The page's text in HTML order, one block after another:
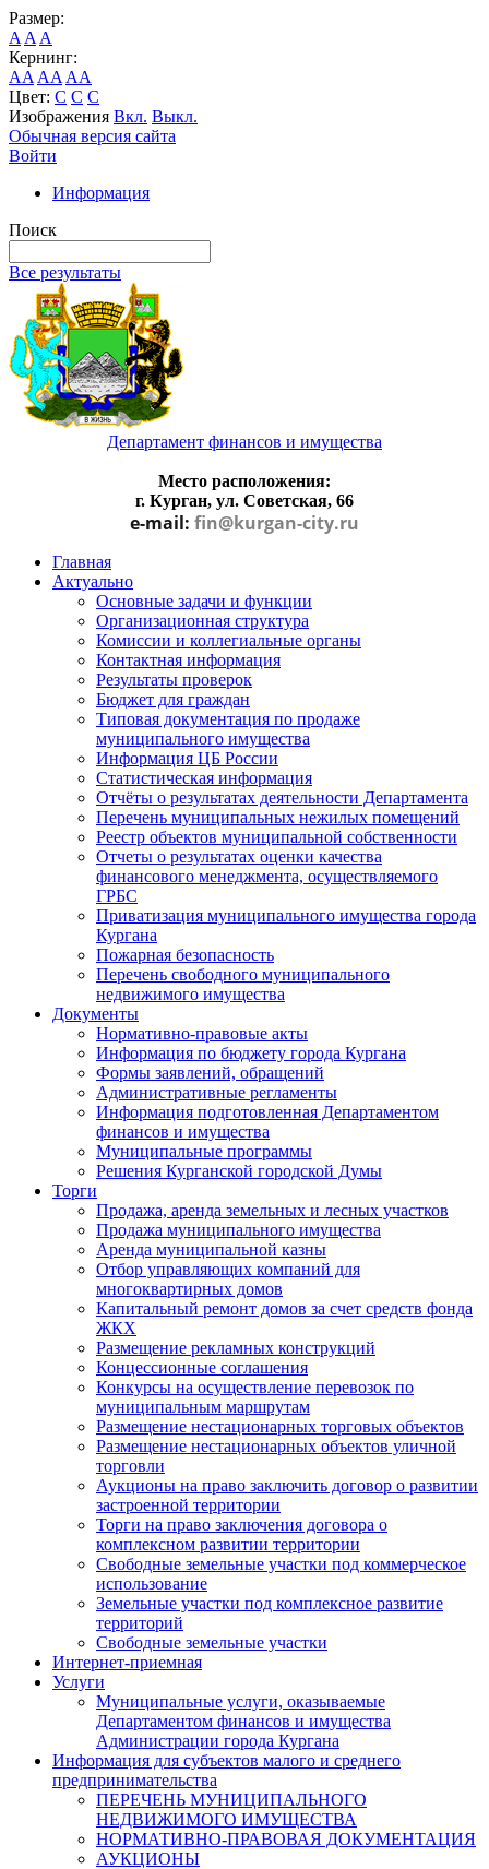
Размер:
A A A
Кернинг:
AA AA AA
Цвет: C C C
Изображения Вкл. Выкл.
Обычная версия сайта
Войти
Информация
Поиск
Все результаты
Департамент финансов и имущества
Место расположения:
г. Курган, ул. Советская, 66
e-mail: fin@kurgan-city.ru
Главная
Актуально
Основные задачи и функции
Организационная структура
Комиссии и коллегиальные органы
Контактная информация
Результаты проверок
Бюджет для граждан
Типовая документация по продаже
муниципального имущества
Информация ЦБ России
Статистическая информация
Отчёты о результатах деятельности Департамента
Перечень муниципальных нежилых помещений
Реестр объектов муниципальной собственности
Отчеты о результатах оценки качества
финансового менеджмента, осуществляемого
ГРБС
Приватизация муниципального имущества города
Кургана
Пожарная безопасность
Перечень свободного муниципального
недвижимого имущества
Документы
Нормативно-правовые акты
Информация по бюджету города Кургана
Формы заявлений, обращений
Административные регламенты
Информация подготовленная Департаментом
финансов и имущества
Муниципальные программы
Решения Курганской городской Думы
Торги
Продажа, аренда земельных и лесных участков
Продажа муниципального имущества
Аренда муниципальной казны
Отбор управляющих компаний для
многоквартирных домов
Капитальный ремонт домов за счет средств фонда
ЖКХ
Размещение рекламных конструкций
Концессионные соглашения
Конкурсы на осуществление перевозок по
муниципальным маршрутам
Размещение нестационарных торговых объектов
Размещение нестационарных объектов уличной
торговли
Аукционы на право заключить договор о развитии
застроенной территории
Торги на право заключения договора о
комплексном развитии территории
Свободные земельные участки под коммерческое
использование
Земельные участки под комплексное развитие
территорий
Свободные земельные участки
Интернет-приемная
Услуги
Муниципальные услуги, оказываемые
Департаментом финансов и имущества
Администрации города Кургана
Информация для субъектов малого и среднего
предпринимательства
ПЕРЕЧЕНЬ МУНИЦИПАЛЬНОГО
НЕДВИЖИМОГО ИМУЩЕСТВА
НОРМАТИВНО-ПРАВОВАЯ ДОКУМЕНТАЦИЯ
АУКЦИОНЫ